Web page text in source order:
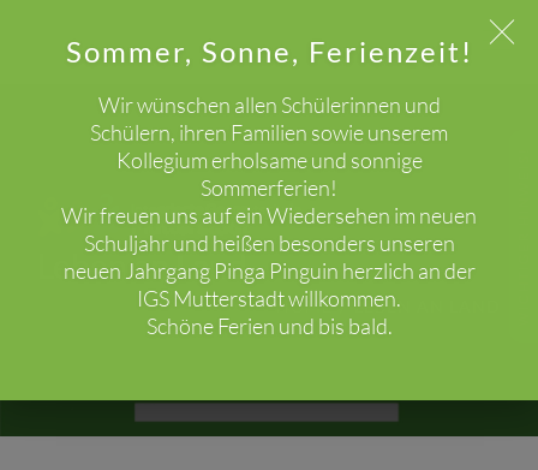
Sommer, Sonne, Ferienzeit!
Wir wünschen allen Schülerinnen und
Schülern, ihren Familien sowie unserem
Kollegium erholsame und sonnige
Sommerferien!
Wir freuen uns auf ein Wiedersehen im neuen
Schuljahr und heißen besonders unseren
neuen Jahrgang Pinga Pinguin herzlich an der
IGS Mutterstadt willkommen.
Schöne Ferien und bis bald.
Leben an Land
HOME LEBEN AN LAND